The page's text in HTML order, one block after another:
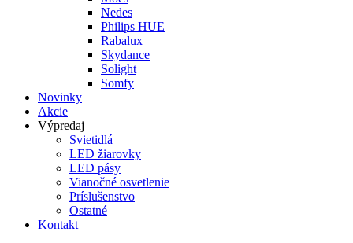
Nedes
Philips HUE
Rabalux
Skydance
Solight
Somfy
Novinky
Akcie
Výpredaj
Svietidlá
LED žiarovky
LED pásy
Vianočné osvetlenie
Príslušenstvo
Ostatné
Kontakt